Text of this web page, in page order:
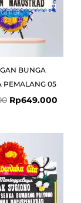
BUNGA
PEMALANG 05
Rp649.000
price
was:
Rp699.000.